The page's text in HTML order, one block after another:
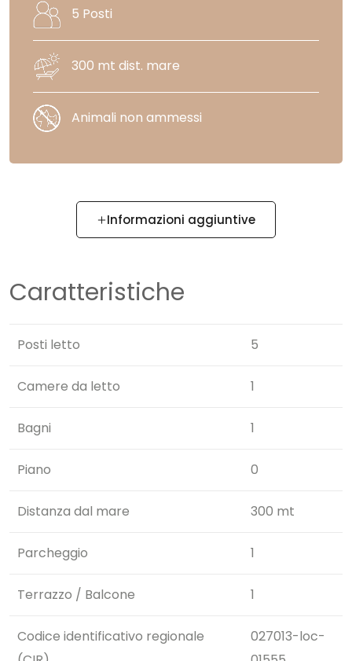
5 Posti
300 mt dist. mare
Animali non ammessi
Informazioni aggiuntive
Caratteristiche
Posti letto 5
Camere da letto 1
Bagni 1
Piano 0
Distanza dal mare 300 mt
Parcheggio 1
Terrazzo / Balcone 1
Codice identificativo regionale
027013-loc-